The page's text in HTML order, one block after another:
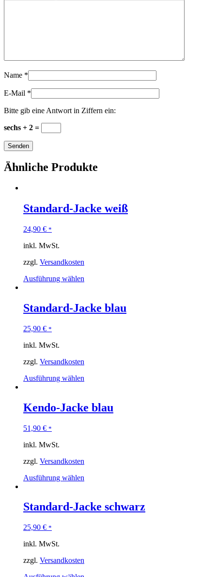
Name *
E-Mail *
Bitte gib eine Antwort in Ziffern ein:
sechs + 2 =
Ähnliche Produkte
Standard-Jacke weiß
24,90 € *
inkl. MwSt.
zzgl. Versandkosten
Ausführung wählen
Standard-Jacke blau
25,90 € *
inkl. MwSt.
zzgl. Versandkosten
Ausführung wählen
Kendo-Jacke blau
51,90 € *
inkl. MwSt.
zzgl. Versandkosten
Ausführung wählen
Standard-Jacke schwarz
25,90 € *
inkl. MwSt.
zzgl. Versandkosten